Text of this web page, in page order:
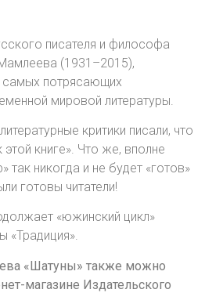
писателя и философа
(1931–2015),
самых потрясающих
мировой литературы.
критики писали, что
книге». Что же, вполне
так никогда и не будет «готов»
готовы читатели!
«южинский цикл»
«Традиция».
«Шатуны» также можно
магазине Издательского